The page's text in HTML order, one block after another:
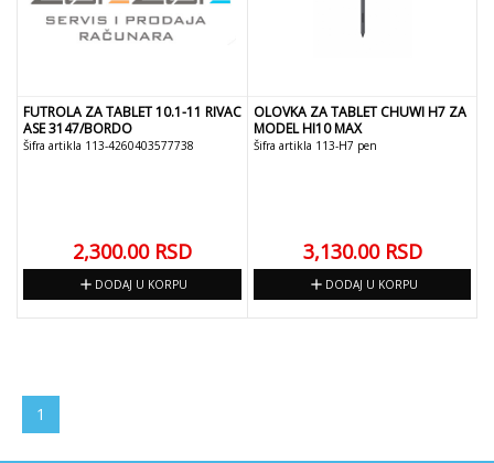
FUTROLA ZA TABLET 10.1-11 RIVAC
ASE 3147/BORDO
Šifra artikla 113-4260403577738
2,300.00 RSD
add DODAJ U KORPU
OLOVKA ZA TABLET CHUWI H7 ZA
MODEL HI10 MAX
Šifra artikla 113-H7 pen
3,130.00 RSD
add DODAJ U KORPU
1